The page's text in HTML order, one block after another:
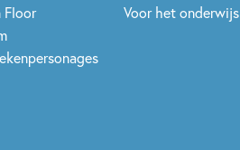
Floor
Voor het onderwijs